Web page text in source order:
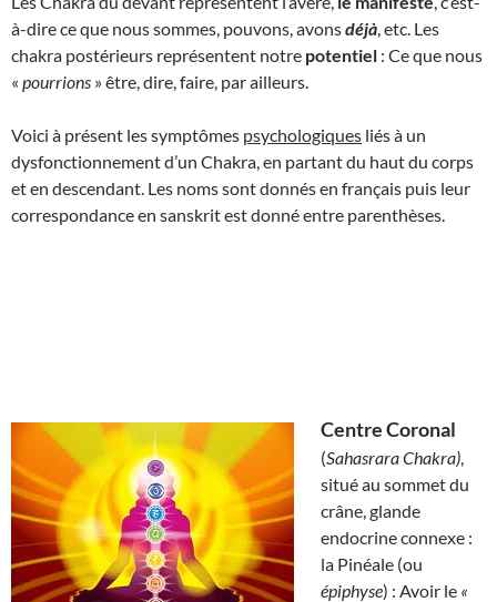
à-dire ce que nous sommes, pouvons, avonsdéjà , etc. Les
chakra postérieurs représentent notre potentiel : Ce que nous
« pourrions » être, dire, faire, par ailleurs.
Voici à présent les symptômes psychologiques liés à un
dysfonctionnement d’un Chakra, en partant du haut du corps
et en descendant. Les noms sont donnés en français puis leur
correspondance en sanskrit est donné entre parenthèses.
Centre Coronal
(Sahasrara Chakra)
situé au sommet du
crâne, glande
endocrine connexe :
la Pinéale (ou
épiphyse) : Avoir le «